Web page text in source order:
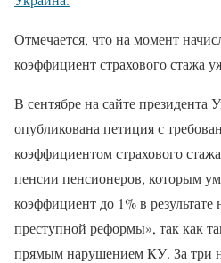
Отмечается, что на момент
коэффициент страхового стажа
В сентябре на сайте президента
опубликована петиция с
коэффициентом страхового
пенсии пенсионеров, которым
коэффициент до 1% в
преступной реформы», так как
прямым нарушением КУ. За три